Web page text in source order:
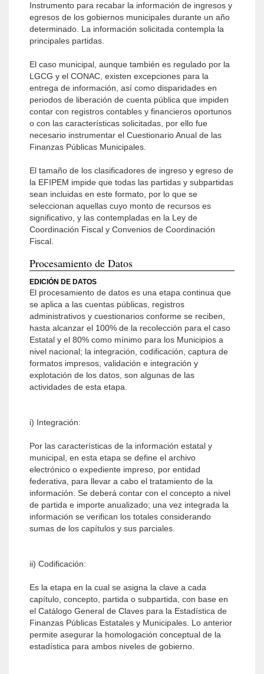
Instrumento para recabar la información de ingresos y
egresos de los gobiernos municipales durante un año
determinado. La información solicitada contempla la
principales partidas.
El caso municipal, aunque también es regulado por la
LGCG y el CONAC, existen excepciones para la
entrega de información, así como disparidades en
periodos de liberación de cuenta pública que impiden
contar con registros contables y financieros oportunos
o con las características solicitadas, por ello fue
necesario instrumentar el Cuestionario Anual de las
Finanzas Públicas Municipales.
El tamaño de los clasificadores de ingreso y egreso de
la EFIPEM impide que todas las partidas y subpartidas
sean incluidas en este formato, por lo que se
seleccionan aquellas cuyo monto de recursos es
significativo, y las contempladas en la Ley de
Coordinación Fiscal y Convenios de Coordinación
Fiscal.
Procesamiento de Datos
EDICIÓN DE DATOS
El procesamiento de datos es una etapa continua que
se aplica a las cuentas públicas, registros
administrativos y cuestionarios conforme se reciben,
hasta alcanzar el 100% de la recolección para el caso
Estatal y el 80% como mínimo para los Municipios a
nivel nacional; la integración, codificación, captura de
formatos impresos, validación e integración y
explotación de los datos, son algunas de las
actividades de esta etapa.
i) Integración:
Por las características de la información estatal y
municipal, en esta etapa se define el archivo
electrónico o expediente impreso, por entidad
federativa, para llevar a cabo el tratamiento de la
información. Se deberá contar con el concepto a nivel
de partida e importe anualizado; una vez integrada la
información se verifican los totales considerando
sumas de los capítulos y sus parciales.
ii) Codificación:
Es la etapa en la cual se asigna la clave a cada
capítulo, concepto, partida o subpartida, con base en
el Catálogo General de Claves para la Estadística de
Finanzas Públicas Estatales y Municipales. Lo anterior
permite asegurar la homologación conceptual de la
estadística para ambos niveles de gobierno.